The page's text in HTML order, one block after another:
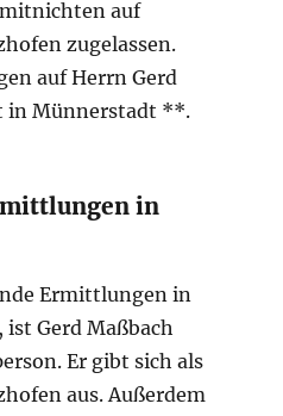
mitnichten auf
zugelassen.
auf Herrn Gerd
in Münnerstadt **.
in
Ermittlungen in
Gerd Maßbach
Er gibt sich als
aus. Außerdem